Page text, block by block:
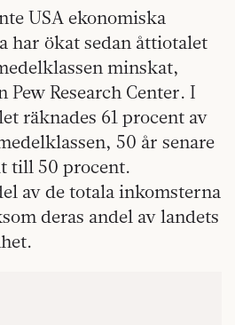
USA ekonomiska
har ökat sedan åttiotalet
minskat,
Research Center. I
räknades 61 procent av
50 år senare
till 50 procent.
av de totala inkomsterna
deras andel av landets